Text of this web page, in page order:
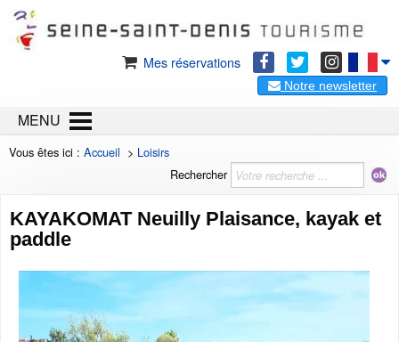
Mes réservations
Notre newsletter
MENU
Vous êtes ici : Accueil > Loisirs
Rechercher
KAYAKOMAT Neuilly Plaisance, kayak et
paddle